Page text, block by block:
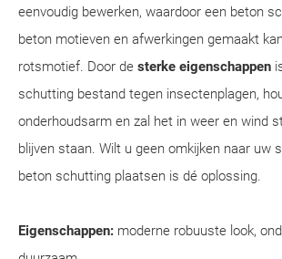
eenvoudig bewerken, waardoor een beton
beton motieven en afwerkingen gemaakt
rotsmotief. Door de sterke eigenschappen
schutting bestand tegen insectenplagen,
onderhoudsarm en zal het in weer en wind
blijven staan. Wilt u geen omkijken naar uw
beton schutting plaatsen is dé oplossing.
Eigenschappen: moderne robuuste look,